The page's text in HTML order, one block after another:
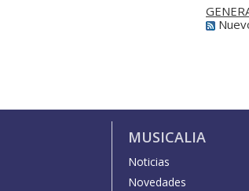
MUSICALIA
Noticias
Novedades